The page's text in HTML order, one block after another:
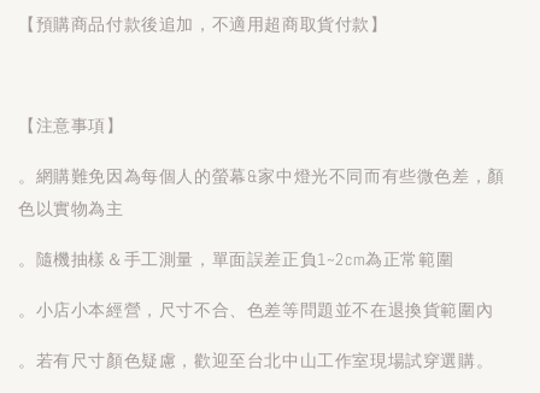
【預購商品付款後追加，不適用超商取貨付款】
【注意事項】
。網購難免因為每個人的螢幕&家中燈光不同而有些微色差，顏
色以實物為主
。隨機抽樣＆手工測量，單面誤差正負1~2cm為正常範圍
。小店小本經營，尺寸不合、色差等問題並不在退換貨範圍內
。若有尺寸顏色疑慮，歡迎至台北中山工作室現場試穿選購。